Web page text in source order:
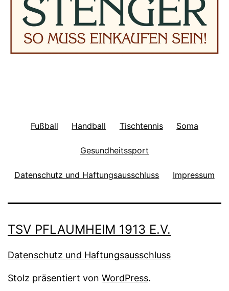
Fußball Handball Tischtennis Soma
Gesundheitssport
Datenschutz und Haftungsausschluss Impressum
TSV PFLAUMHEIM 1913 E.V.
Datenschutz und Haftungsausschluss
Stolz präsentiert von WordPress.